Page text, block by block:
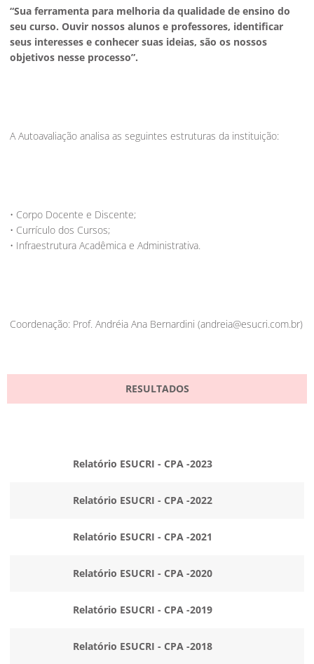
“Sua ferramenta para melhoria da qualidade de ensino do
seu curso. Ouvir nossos alunos e professores, identificar
seus interesses e conhecer suas ideias, são os nossos
objetivos nesse processo”.
A Autoavaliação analisa as seguintes estruturas da instituição:
• Corpo Docente e Discente;
• Currículo dos Cursos;
• Infraestrutura Acadêmica e Administrativa.
Coordenação: Prof. Andréia Ana Bernardini (andreia@esucri.com.br)
RESULTADOS
Relatório ESUCRI - CPA -2023
Relatório ESUCRI - CPA -2022
Relatório ESUCRI - CPA -2021
Relatório ESUCRI - CPA -2020
Relatório ESUCRI - CPA -2019
Relatório ESUCRI - CPA -2018